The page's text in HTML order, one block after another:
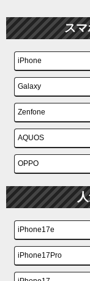
ス
iPhone
Galaxy
Zenfone
AQUOS
OPPO
iPhone17e
iPhone17Pro